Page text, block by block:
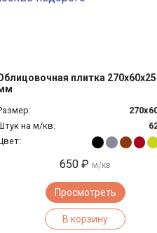
плитка 270х60х25
на м/кв:
650 ₽ м/кв
Просмотреть
В корзину